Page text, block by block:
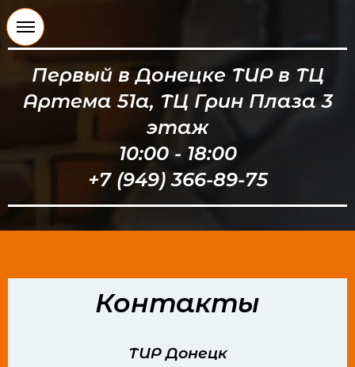
Первый в Донецке ТИР в ТЦ
Артема 51а, ТЦ Грин Плаза 3
этаж
10:00 - 18:00
+7 (949) 366-89-75
Контакты
ТИР Донецк